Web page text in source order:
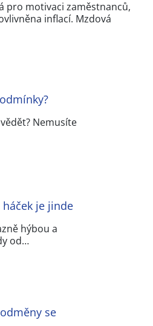
pro motivaci zaměstnanců,
inflací. Mzdová
Nemusíte
je jinde
hýbou a
od…
se